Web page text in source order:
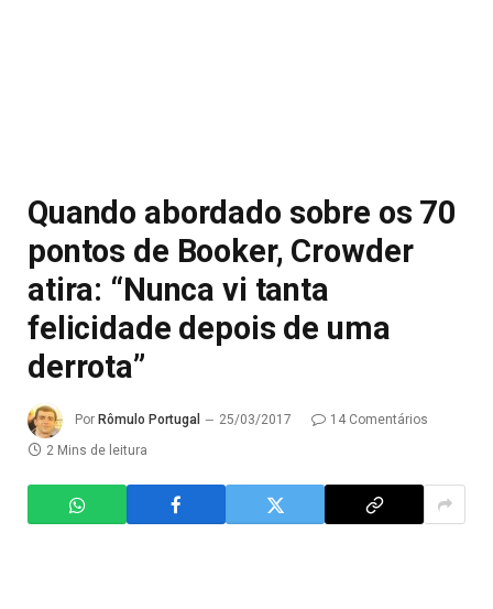
Quando abordado sobre os 70
pontos de Booker, Crowder
atira: “Nunca vi tanta
felicidade depois de uma
derrota”
Por Rômulo Portugal 25/03/2017
14 Comentários
2 Mins de leitura